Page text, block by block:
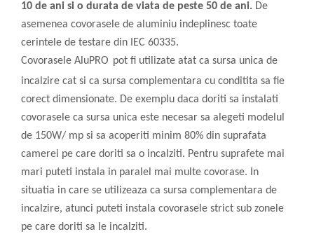
10 de ani si o durata de viata de peste 50 de ani. De
asemenea covorasele de aluminiu indeplinesc toate
cerintele de testare din IEC 60335.
Covorasele AluPRO pot fi utilizate atat ca sursa unica de
incalzire cat si ca sursa complementara cu conditita sa fie
corect dimensionate. De exemplu daca doriti sa instalati
covorasele ca sursa unica este necesar sa alegeti modelul
de 150W/ mp si sa acoperiti minim 80% din suprafata
camerei pe care doriti sa o incalziti. Pentru suprafete mai
mari puteti instala in paralel mai multe covorase. In
situatia in care se utilizeaza ca sursa complementara de
incalzire, atunci puteti instala covorasele strict sub zonele
pe care doriti sa le incalziti.